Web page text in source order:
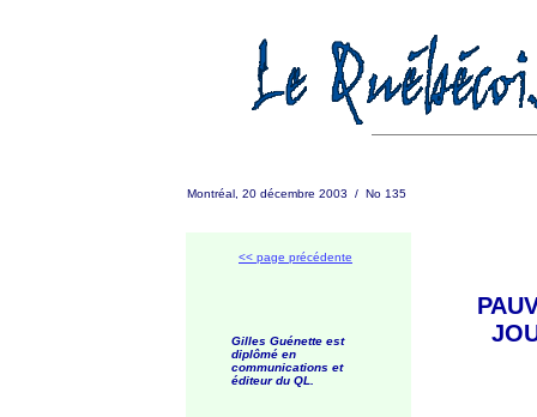
Montréal, 20 décembre 2003 / No 135
<< page précédente
Gilles Guénette est
diplômé en
communications et
éditeur du QL.